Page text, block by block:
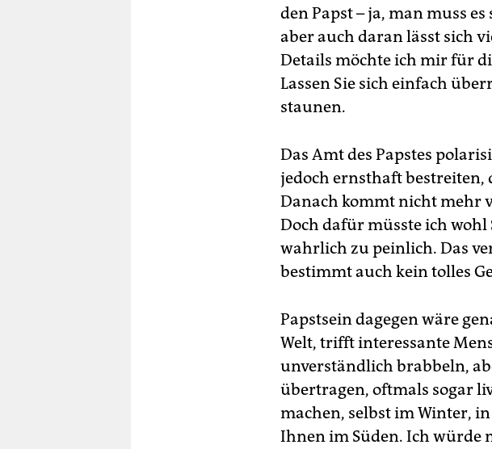
den Papst – ja, man muss
aber auch daran lässt sich
Details möchte ich mir für
Lassen Sie sich einfach
staunen.
Das Amt des Papstes
jedoch ernsthaft bestreiten,
Danach kommt nicht mehr
Doch dafür müsste ich
wahrlich zu peinlich. Das
bestimmt auch kein tolles
Papstsein dagegen wäre
Welt, trifft interessante
unverständlich brabbeln,
übertragen, oftmals sogar
machen, selbst im Winter,
Ihnen im Süden. Ich würde